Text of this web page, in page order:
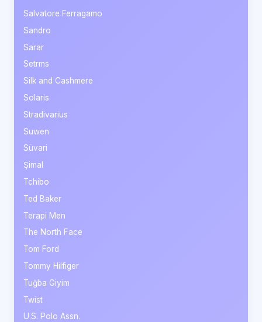
Salvatore Ferragamo
Sandro
Sarar
Setrms
Silk and Cashmere
Solaris
Stradivarius
Suwen
Süvari
Şimal
Tchibo
Ted Baker
Terapi Men
The North Face
Tom Ford
Tommy Hilfiger
Tuğba Giyim
Twist
U.S. Polo Assn.